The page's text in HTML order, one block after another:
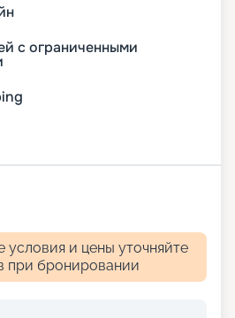
с ограниченными
условия и цены уточняйте
при бронировании